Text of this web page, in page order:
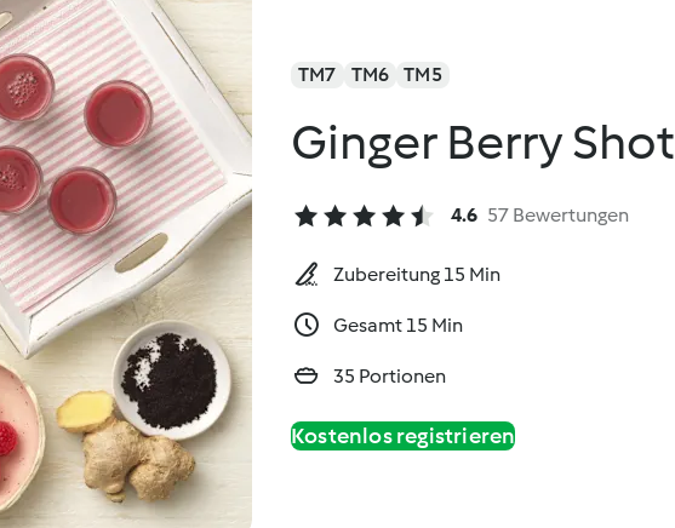
TM7 TM6 TM5
Ginger Berry Shot
4.6 57 Bewertungen
Zubereitung 15 Min
Gesamt 15 Min
35 Portionen
Kostenlos registrieren